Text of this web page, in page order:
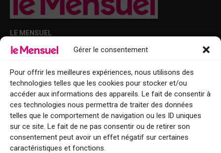
Gérer le consentement
Pour offrir les meilleures expériences, nous utilisons des
technologies telles que les cookies pour stocker et/ou
accéder aux informations des appareils. Le fait de consentir à
ces technologies nous permettra de traiter des données
telles que le comportement de navigation ou les ID uniques
sur ce site. Le fait de ne pas consentir ou de retirer son
consentement peut avoir un effet négatif sur certaines
caractéristiques et fonctions.
LE MENSUEL
Points de diffusion Var et Alpes-Maritimes : oû trouver Le Mensuel ?
Le Mensuel en PDF : consultez le magazine en ligne
Qui sommes-nous ?
BFM Top Sorties
EVENT
Tourisme week-end : envie de vous évader le temps d’un week-end ou